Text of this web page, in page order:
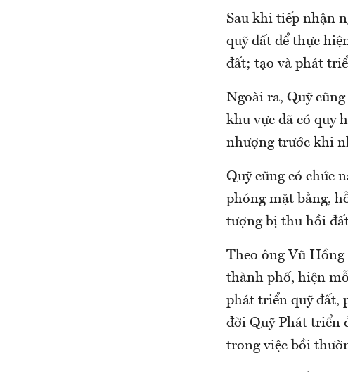
Sau khi tiếp nhận
quỹ đất để thực
đất; tạo và phát
Ngoài ra, Quỹ
khu vực đã có quy
nhượng trước khi
Quỹ cũng có chức
phóng mặt bằng,
tượng bị thu hồi
Theo ông Vũ
thành phố, hiện
phát triển quỹ đất,
đời Quỹ Phát triển
trong việc bồi